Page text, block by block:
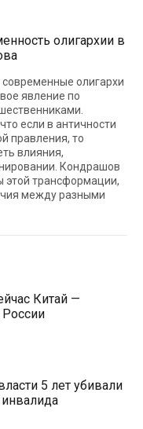
олигархии в
олигархи
явление по
если в античности
правления, то
влияния,
Кондрашов
этой трансформации,
между разными
Китай —
5 лет убивали